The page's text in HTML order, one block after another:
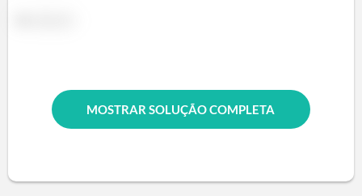
MOSTRAR SOLUÇÃO COMPLETA